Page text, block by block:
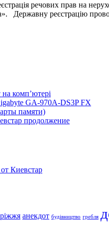
речових прав на
Державну реєстрацію
комп’ютері
GA-970A-DS3P FX
памяти)
продолжение
Киевстар
анекдот будівництво гребля